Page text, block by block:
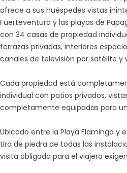
ofrece a sus huéspedes vistas
Fuerteventura y las playas de
con 34 casas de propiedad
terrazas privadas, interiores
canales de televisión por satélite y
Cada propiedad está
individual con patios privados,
completamente equipadas para
Ubicado entre la Playa Flamingo y
tiro de piedra de todas las
visita obligada para el viajero